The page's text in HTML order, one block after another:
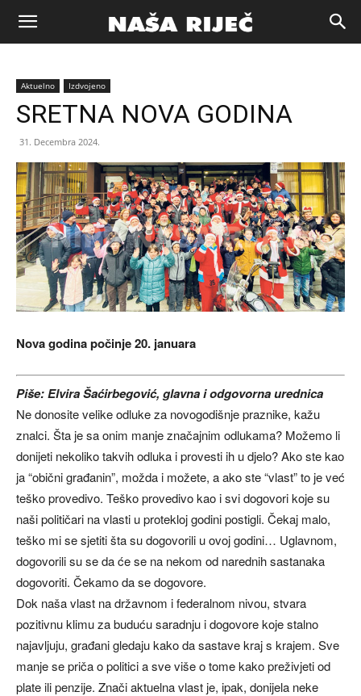
Naša
riječ
Zenica
Aktuelno Izdvojeno
SRETNA NOVA GODINA
31. Decembra 2024.
Nova godina počinje 20. januara
Piše: Elvira Šaćirbegović, glavna i odgovorna urednica
Ne donosite velike odluke za novogodišnje praznike, kažu
znalci. Šta je sa onim manje značajnim odlukama? Možemo li
donijeti nekoliko takvih odluka i provesti ih u djelo? Ako ste kao
ja “obični građanin”, možda i možete, a ako ste “vlast” to je već
teško provedivo. Teško provedivo kao i svi dogovori koje su
naši političari na vlasti u protekloj godini postigli. Čekaj malo,
teško mi se sjetiti šta su dogovorili u ovoj godini… Uglavnom,
dogovorili su se da će se na nekom od narednih sastanaka
dogovoriti. Čekamo da se dogovore.
Dok naša vlast na državnom i federalnom nivou, stvara
pozitivnu klimu za buduću saradnju i dogovore koje stalno
najavljuju, građani gledaju kako da sastave kraj s krajem. Sve
manje se priča o politici a sve više o tome kako preživjeti od
plate ili penzije. Znači aktuelna vlast je, ipak, donijela neke